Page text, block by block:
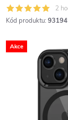
2
Kód produktu:
Akce